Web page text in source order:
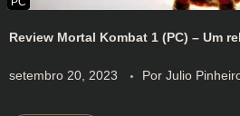
Review Mortal Kombat 1 (PC) – Um
setembro 20, 2023 Por Julio